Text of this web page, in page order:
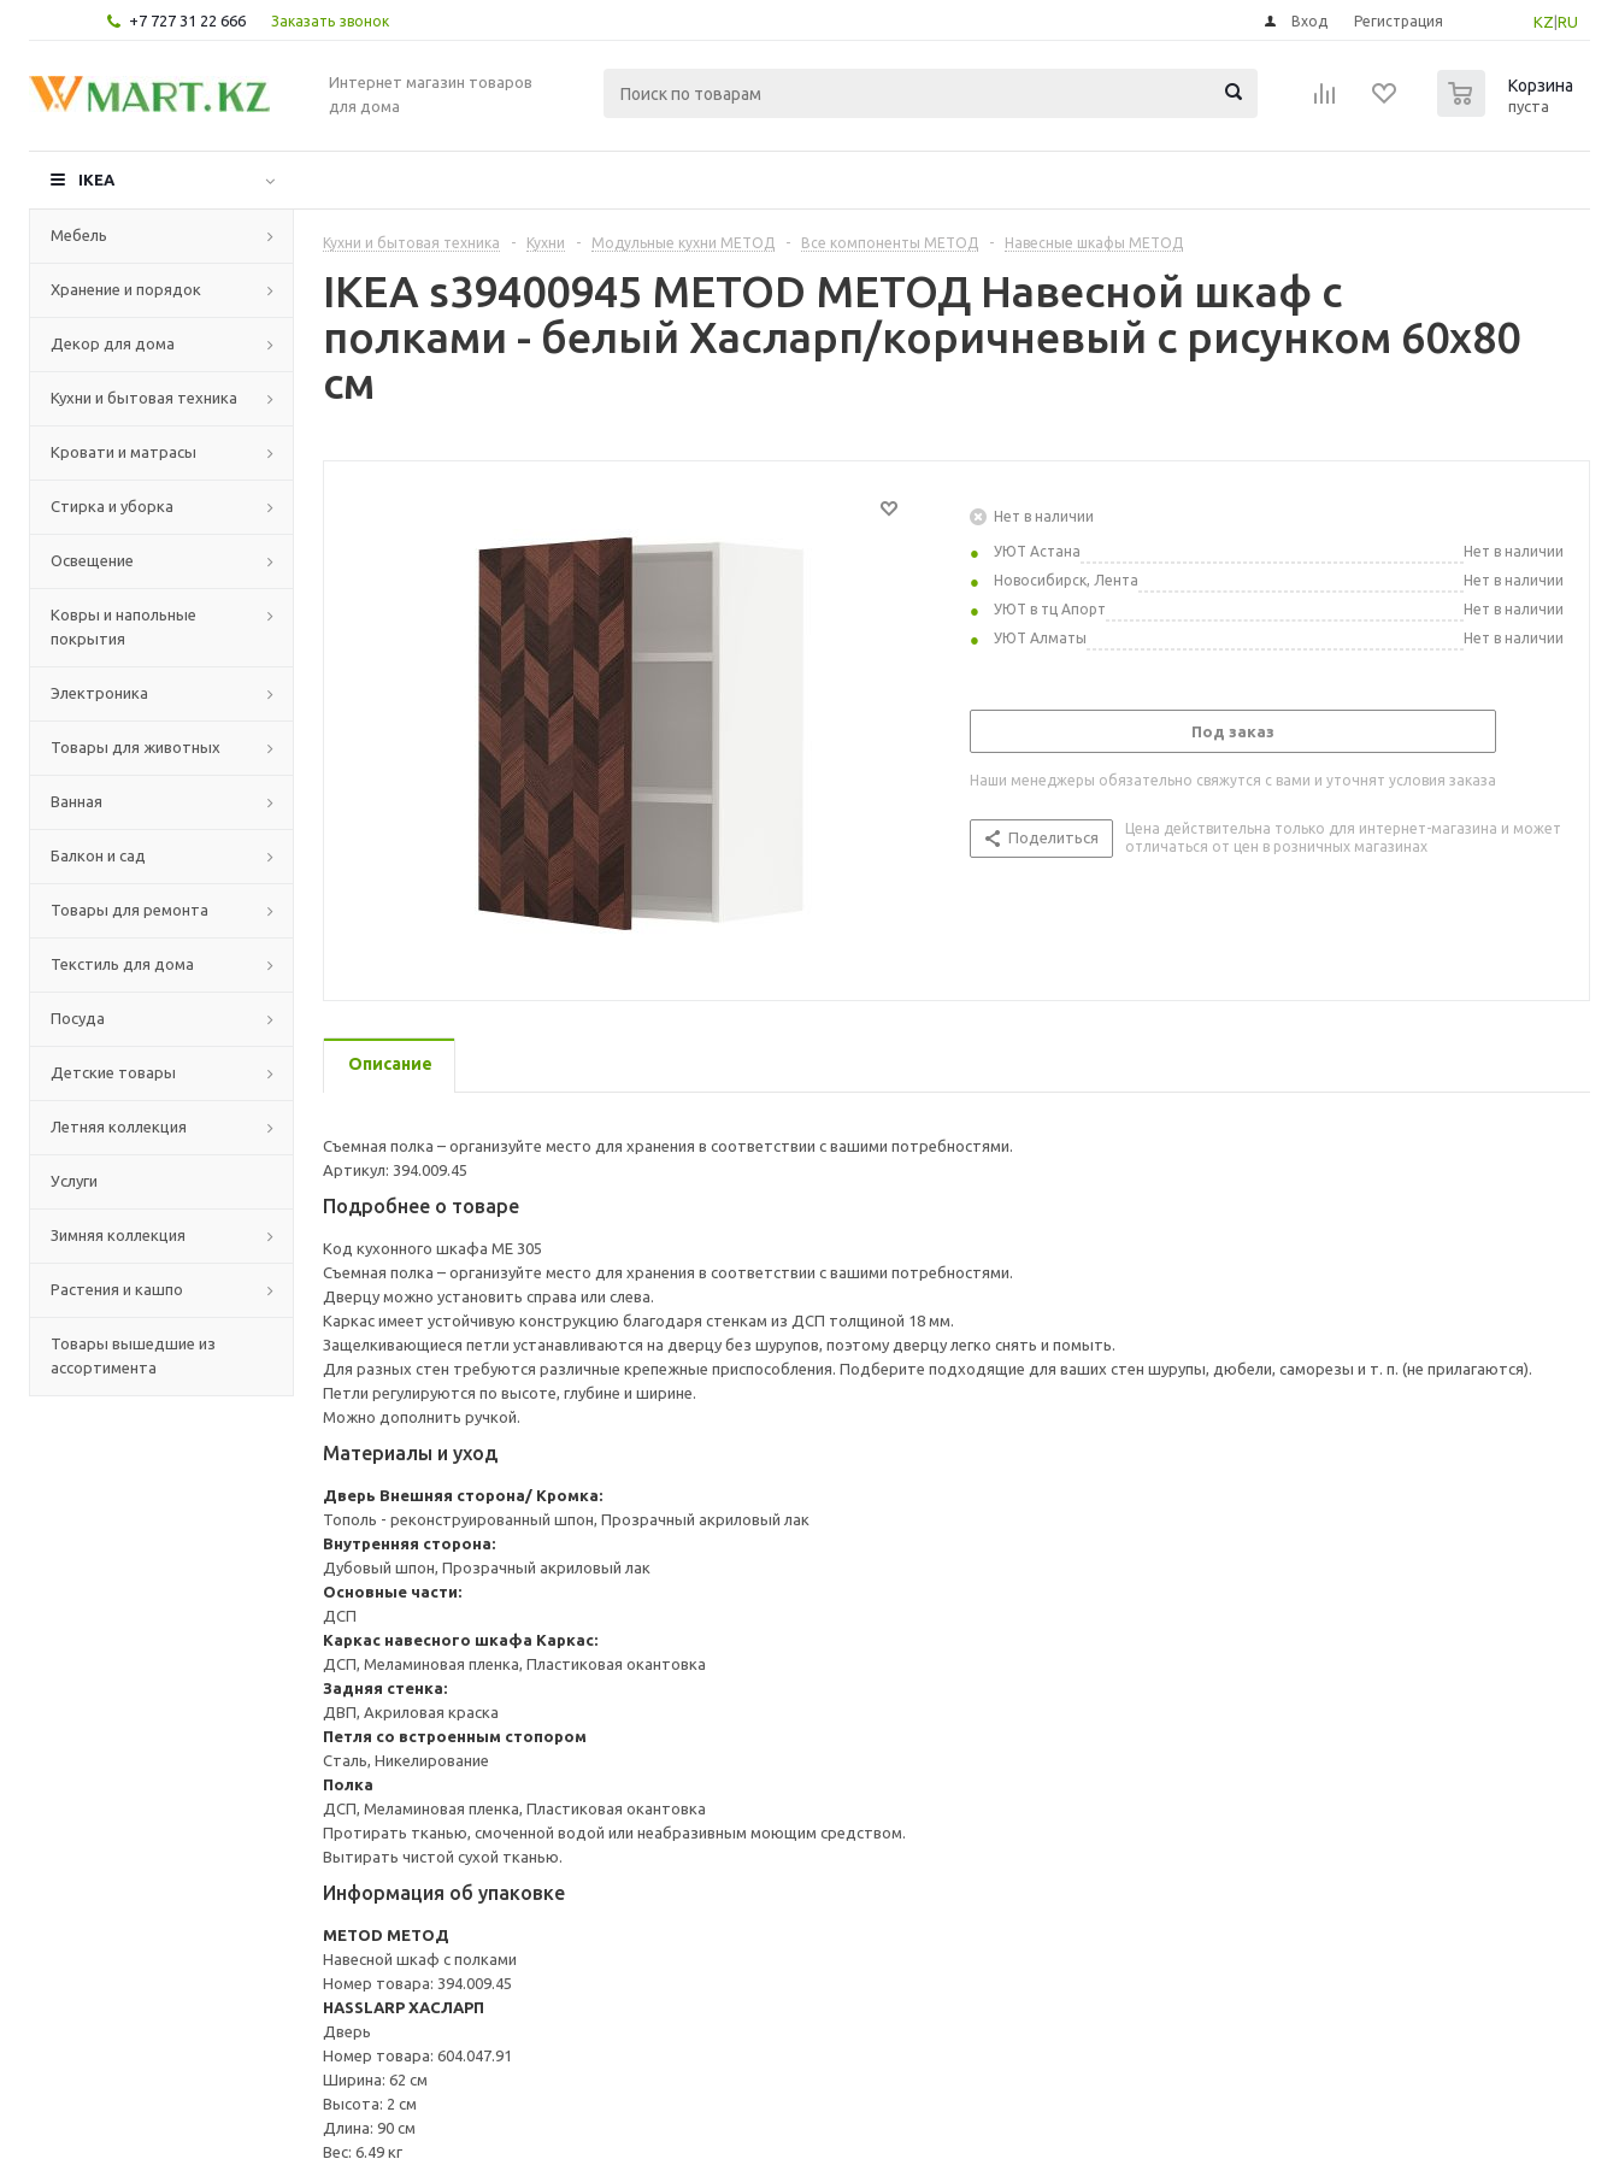
+7 727 31 22 666 Заказать звонок KZ RU
Вход Регистрация
Интернет магазин товаров
для дома
Корзина
пуста
IKEA
Мебель
Хранение и порядок
Декор для дома
Кухни и бытовая техника
Кровати и матрасы
Стирка и уборка
Освещение
Ковры и напольные
покрытия
Электроника
Товары для животных
Ванная
Балкон и сад
Товары для ремонта
Текстиль для дома
Посуда
Детские товары
Летняя коллекция
Услуги
Зимняя коллекция
Растения и кашпо
Товары вышедшие из
ассортимента
Кухни и бытовая техника - Кухни - Модульные кухни МЕТОД - Все компоненты МЕТОД - Навесные шкафы МЕТОД
IKEA s39400945 METOD МЕТОД Навесной шкаф с
полками - белый Хасларп/коричневый с рисунком 60x80
см
Нет в наличии
УЮТ Астана
Нет в наличии
Новосибирск, Лента
Нет в наличии
УЮТ в тц Апорт
Нет в наличии
УЮТ Алматы
Нет в наличии
Под заказ
Наши менеджеры обязательно свяжутся с вами и уточнят условия заказа
Поделиться
Цена действительна только для интернет-магазина и может
отличаться от цен в розничных магазинах
Описание
Съемная полка – организуйте место для хранения в соответствии с вашими потребностями.
Артикул: 394.009.45
Подробнее о товаре
Код кухонного шкафа ME 305
Съемная полка – организуйте место для хранения в соответствии с вашими потребностями.
Дверцу можно установить справа или слева.
Каркас имеет устойчивую конструкцию благодаря стенкам из ДСП толщиной 18 мм.
Защелкивающиеся петли устанавливаются на дверцу без шурупов, поэтому дверцу легко снять и помыть.
Для разных стен требуются различные крепежные приспособления. Подберите подходящие для ваших стен шурупы, дюбели, саморезы и т. п. (не прилагаются).
Петли регулируются по высоте, глубине и ширине.
Можно дополнить ручкой.
Материалы и уход
Дверь Внешняя сторона/ Кромка:
Тополь - реконструированный шпон, Прозрачный акриловый лак
Внутренняя сторона:
Дубовый шпон, Прозрачный акриловый лак
Основные части:
ДСП
Каркас навесного шкафа Каркас:
ДСП, Меламиновая пленка, Пластиковая окантовка
Задняя стенка:
ДВП, Акриловая краска
Петля со встроенным стопором
Сталь, Никелирование
Полка
ДСП, Меламиновая пленка, Пластиковая окантовка
Протирать тканью, смоченной водой или неабразивным моющим средством.
Вытирать чистой сухой тканью.
Информация об упаковке
METOD МЕТОД
Навесной шкаф с полками
Номер товара: 394.009.45
HASSLARP ХАСЛАРП
Дверь
Номер товара: 604.047.91
Ширина: 62 см
Высота: 2 см
Длина: 90 см
Вес: 6.49 кг